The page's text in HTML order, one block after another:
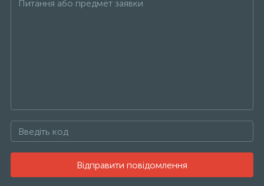
Відправити повідомлення